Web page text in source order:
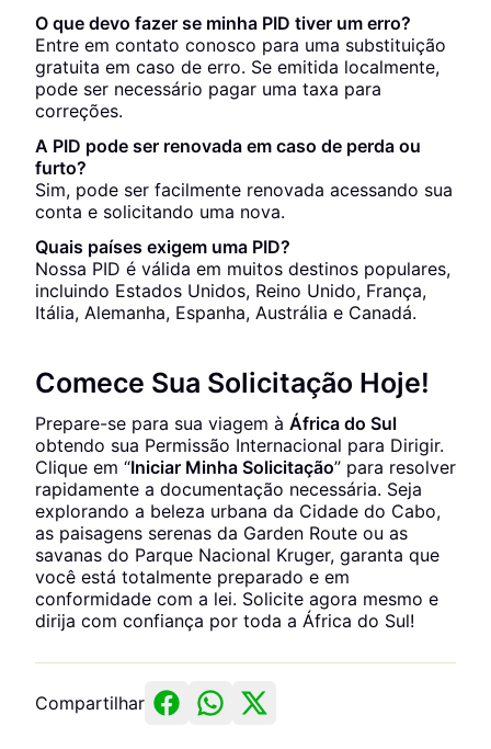
O que devo fazer se minha PID tiver um erro?
Entre em contato conosco para uma substituição
gratuita em caso de erro. Se emitida localmente,
pode ser necessário pagar uma taxa para
correções.
A PID pode ser renovada em caso de perda ou
furto?
Sim, pode ser facilmente renovada acessando sua
conta e solicitando uma nova.
Quais países exigem uma PID?
Nossa PID é válida em muitos destinos populares,
incluindo Estados Unidos, Reino Unido, França,
Itália, Alemanha, Espanha, Austrália e Canadá.
Comece Sua Solicitação Hoje!
Prepare-se para sua viagem à África do Sul
obtendo sua Permissão Internacional para Dirigir.
Clique em “Iniciar Minha Solicitação” para resolver
rapidamente a documentação necessária. Seja
explorando a beleza urbana da Cidade do Cabo,
as paisagens serenas da Garden Route ou as
savanas do Parque Nacional Kruger, garanta que
você está totalmente preparado e em
conformidade com a lei. Solicite agora mesmo e
dirija com confiança por toda a África do Sul!
Compartilhar